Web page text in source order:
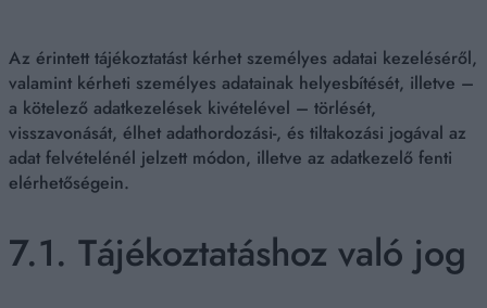
Az érintett tájékoztatást kérhet személyes adatai kezeléséről,
valamint kérheti személyes adatainak helyesbítését, illetve –
a kötelező adatkezelések kivételével – törlését,
visszavonását, élhet adathordozási-, és tiltakozási jogával az
adat felvételénél jelzett módon, illetve az adatkezelő fenti
elérhetőségein.
7.1. Tájékoztatáshoz való jog